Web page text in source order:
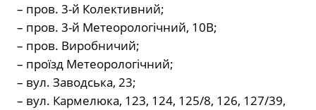
– пров. 3-й Колективний;
– пров. 3-й Метеорологічний, 10В;
– пров. Виробничий;
– проїзд Метеорологічний;
– вул. Заводська, 23;
– вул. Кармелюка, 123, 124, 125/8, 126, 127/39,